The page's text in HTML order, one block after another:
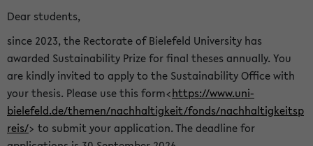
Dear students,
since 2023, the Rectorate of Bielefeld University has
awarded Sustainability Prize for final theses annually. You
are kindly invited to apply to the Sustainability Office with
your thesis. Please use this form<https://www.uni-
bielefeld.de/themen/nachhaltigkeit/fonds/nachhaltigkeitsp
reis/> to submit your application. The deadline for